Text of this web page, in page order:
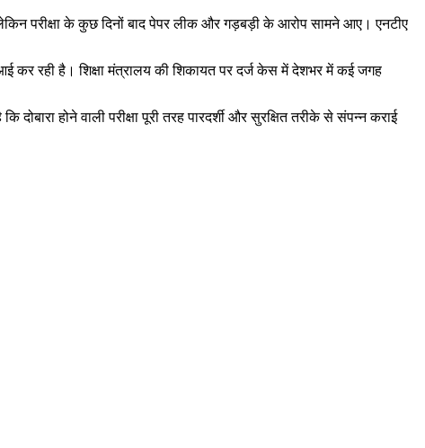
परीक्षा के कुछ दिनों बाद पेपर लीक और गड़बड़ी के आरोप सामने आए। एनटीए
कर रही है। शिक्षा मंत्रालय की शिकायत पर दर्ज केस में देशभर में कई जगह
होने वाली परीक्षा पूरी तरह पारदर्शी और सुरक्षित तरीके से संपन्न कराई